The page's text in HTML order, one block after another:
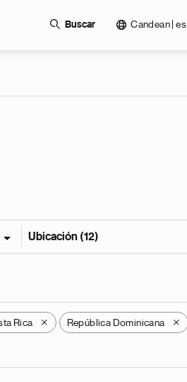
Buscar Candean | es
Ubicación (12)
Rica X República Dominicana X